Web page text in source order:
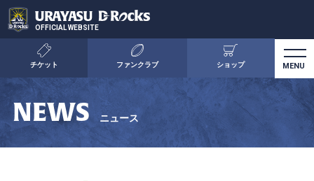
OFFICIAL WEBSITE
チケット ファンクラブ ショップ
NEWS ニュース